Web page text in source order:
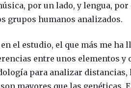
por un lado, y lengua,
grupos humanos analizados.
el estudio, el que más me ha
entre unos elementos y
para analizar distancias,